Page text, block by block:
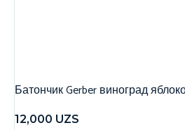
Батончик Gerber виноград
12,000 UZS